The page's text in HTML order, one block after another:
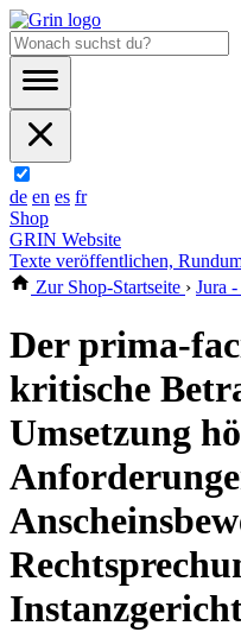
de en es fr
Shop
GRIN Website
Texte veröffentlichen,
Zur Shop-Startseite › Jura
Der prima-
kritische
Umsetzung